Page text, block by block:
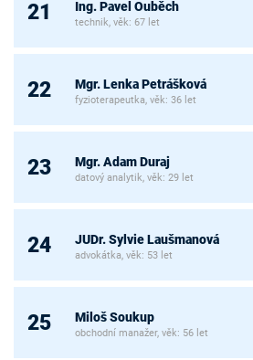
21 Ing. Pavel Ouběch
technik, věk: 67 let
22 Mgr. Lenka Petrášková
fyzioterapeutka, věk: 36 let
23 Mgr. Adam Duraj
datový analytik, věk: 29 let
24 JUDr. Sylvie Laušmanová
advokátka, věk: 53 let
25 Miloš Soukup
obchodní manažer, věk: 56 let